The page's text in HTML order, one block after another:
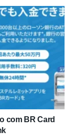
com BR Card